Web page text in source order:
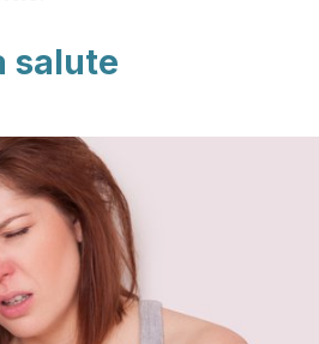
salute